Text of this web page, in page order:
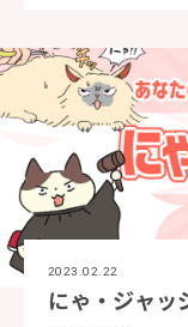
2023.02.22
にゃ・ジャ